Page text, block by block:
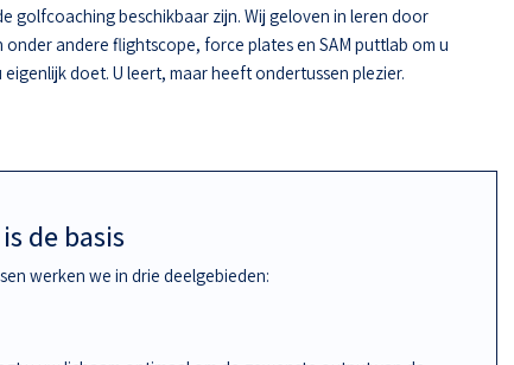
golfcoaching beschikbaar zijn. Wij geloven in leren door
andere flightscope, force plates en SAM puttlab om u
doet. U leert, maar heeft ondertussen plezier.
de basis
werken we in drie deelgebieden: